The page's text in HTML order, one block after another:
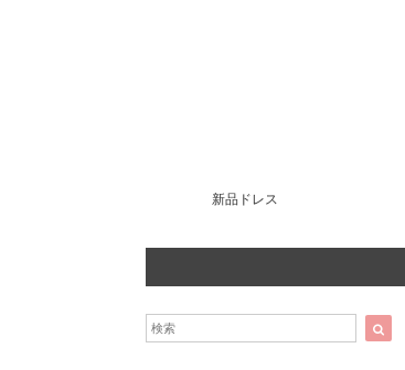
新品ドレス